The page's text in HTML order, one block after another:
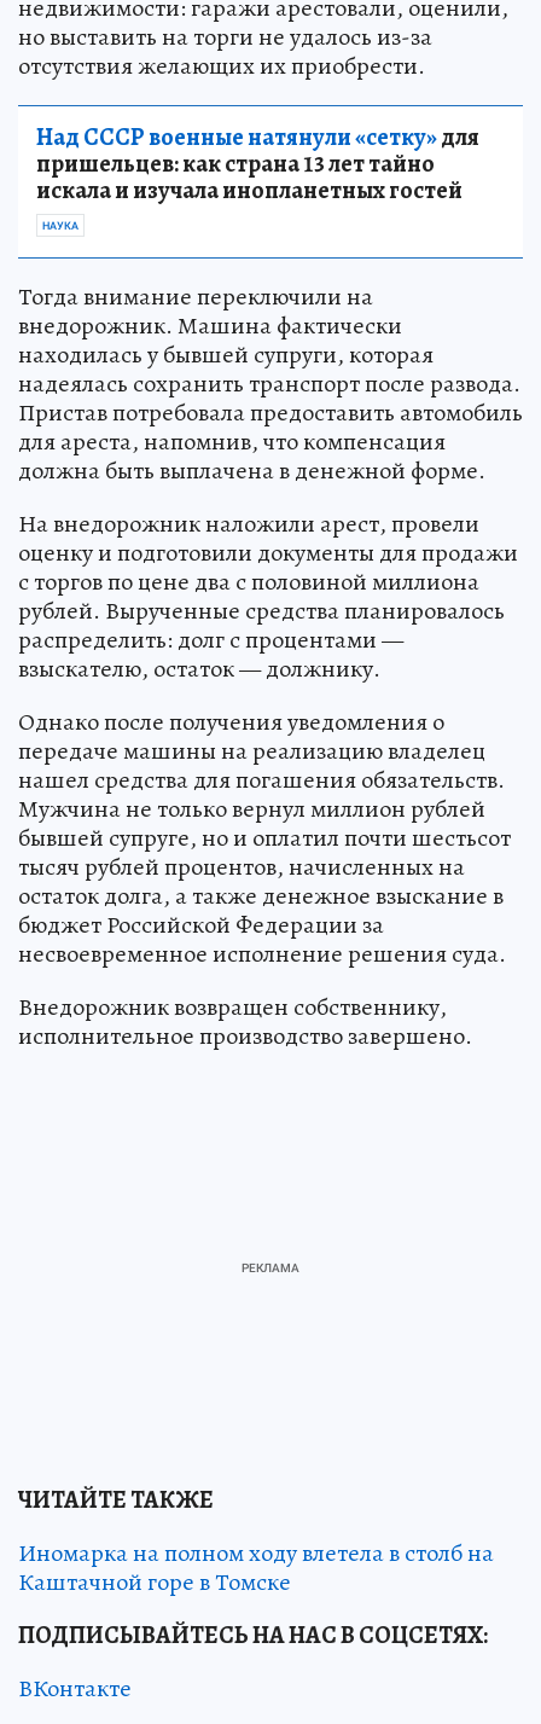
недвижимости: гаражи арестовали, оценили,
но выставить на торги не удалось из-за
отсутствия желающих их приобрести.
Над СССР военные натянули «сетку»для
пришельцев: как страна 13 лет тайно
искала и изучала инопланетных гостей
НАУКА
Тогда внимание переключили на
внедорожник. Машина фактически
находилась у бывшей супруги, которая
надеялась сохранить транспорт после развода.
Пристав потребовала предоставить автомобиль
для ареста, напомнив, что компенсация
должна быть выплачена в денежной форме.
На внедорожник наложили арест, провели
оценку и подготовили документы для продажи
с торгов по цене два с половиной миллиона
рублей. Вырученные средства планировалось
распределить: долг с процентами —
взыскателю, остаток — должнику.
Однако после получения уведомления о
передаче машины на реализацию владелец
нашел средства для погашения обязательств.
Мужчина не только вернул миллион рублей
бывшей супруге, но и оплатил почти шестьсот
тысяч рублей процентов, начисленных на
остаток долга, а также денежное взыскание в
бюджет Российской Федерации за
несвоевременное исполнение решения суда.
Внедорожник возвращен собственнику,
исполнительное производство завершено.
ЧИТАЙТЕ ТАКЖЕ
Иномарка на полном ходу влетела в столб на
Каштачной горе в Томске
ПОДПИСЫВАЙТЕСЬ НА НАС В СОЦСЕТЯХ:
ВКонтакте